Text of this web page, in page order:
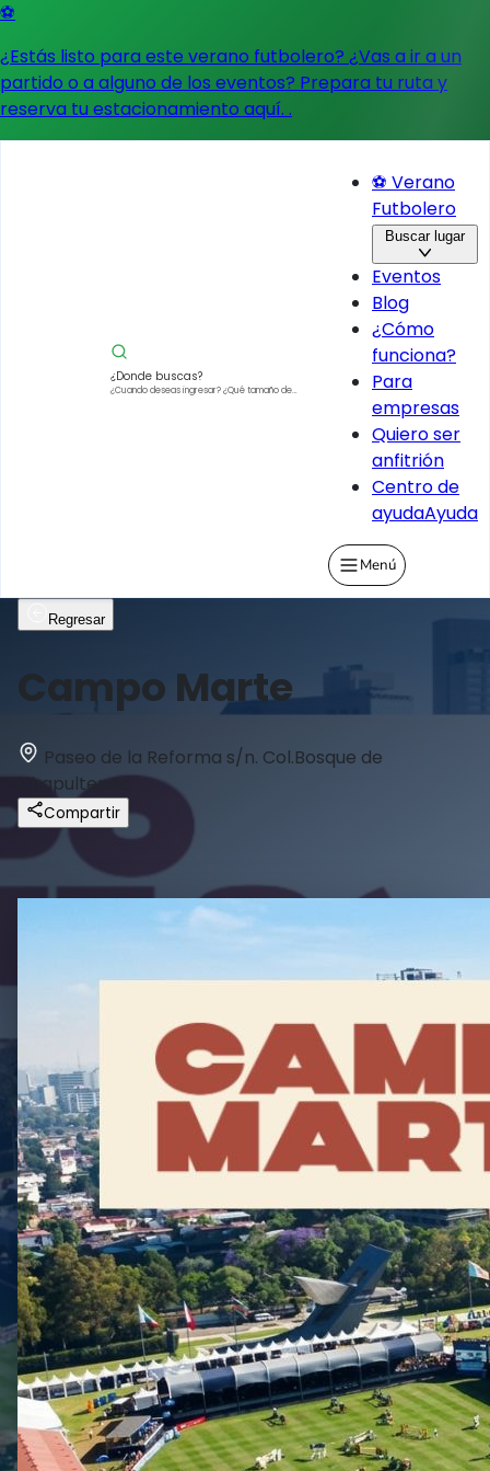
⚽
¿Estás listo para este verano futbolero? ¿Vas a ir a un
partido o a alguno de los eventos? Prepara tu ruta y
reserva tu estacionamiento aquí. .
¿Donde buscas?
¿Cuando deseas ingresar?¿Qué tamaño de
⚽ Verano
Futbolero
Buscar lugar
Eventos
Blog
¿Cómo
funciona?
Para
empresas
Quiero ser
anfitrión
Centro de
ayudaAyuda
Menú
Regresar
Campo Marte
Paseo de la Reforma s/n. Col.Bosque de
Chapultepec
Compartir